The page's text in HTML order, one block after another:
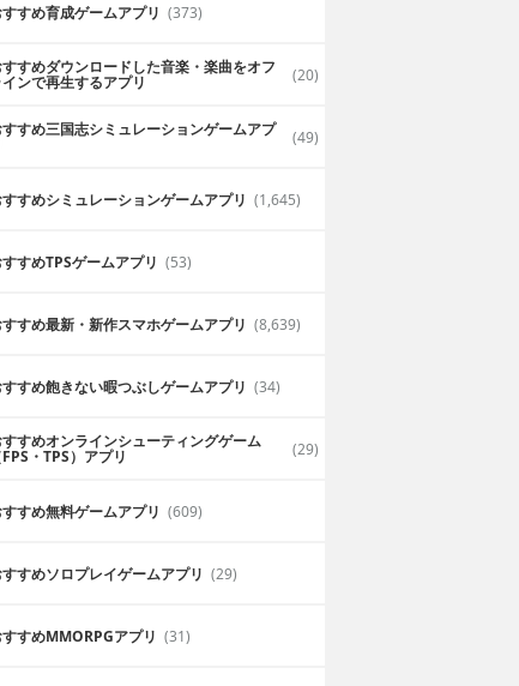
という疑似体
ゲームでも
おしゃれ好き、バービー好きの女子
スキンケア、メイク、ファッションを
で、こんなゲーム今までなかったので
います。
実際の化粧
ので楽しん
リンス
すすめ育成ゲームアプリ (373)
すすめダウンロードした音楽・楽曲をオフ
インで再生するアプリ (20)
すすめ三国志シミュレーションゲームアプ (49)
すすめシミュレーションゲームアプリ (1,645)
すめTPSゲームアプリ (53)
すすめ最新・新作スマホゲームアプリ (8,639)
すすめ飽きない暇つぶしゲームアプリ (34)
すすめオンラインシューティングゲーム
FPS・TPS）アプリ (29)
すすめ無料ゲームアプリ (609)
すすめソロプレイゲームアプリ (29)
すめ MMORPGアプリ (31)